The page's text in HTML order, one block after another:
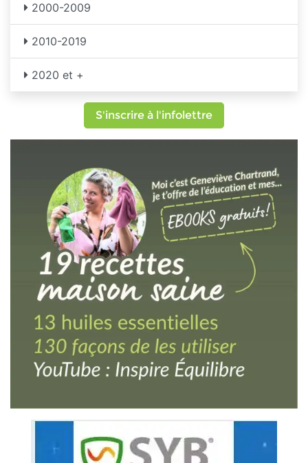
2000-2009
2010-2019
2020 et +
S'inscrire à l'infolettre